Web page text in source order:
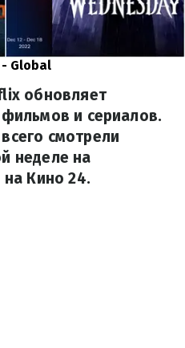
Global
обновляет
и сериалов.
смотрели
неделе на
на Кино 24.